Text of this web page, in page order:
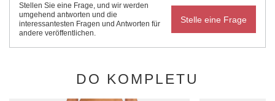
Stellen Sie eine Frage, und wir werden
umgehend antworten und die
interessantesten Fragen und Antworten für
andere veröffentlichen.
Stelle eine Frage
DO KOMPLETU